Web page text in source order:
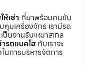
ห้เช่า ที่มาพร้อมคนขับ
มเครื่องจักร เรามีรถ
นงานรับเหมาสเกล
ารถแบคโฮกับเราจะ
นการบริหารจัดการ